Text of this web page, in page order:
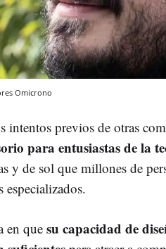
Omicrono
intentos previos de otras
para entusiastas de la
y de sol que millones de
especializados.
en que su capacidad de